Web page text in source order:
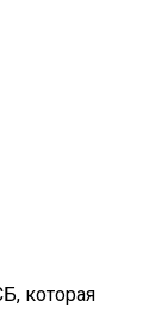
которая